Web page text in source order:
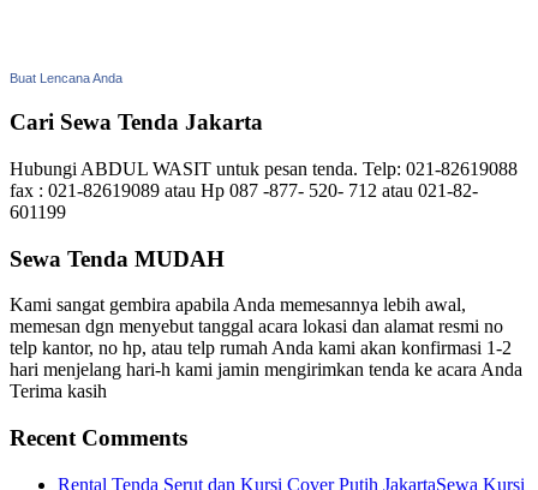
Buat Lencana Anda
Cari Sewa Tenda Jakarta
Hubungi ABDUL WASIT untuk pesan tenda. Telp: 021-82619088
fax : 021-82619089 atau Hp 087 -877- 520- 712 atau 021-82-
601199
Sewa Tenda MUDAH
Kami sangat gembira apabila Anda memesannya lebih awal,
memesan dgn menyebut tanggal acara lokasi dan alamat resmi no
telp kantor, no hp, atau telp rumah Anda kami akan konfirmasi 1-2
hari menjelang hari-h kami jamin mengirimkan tenda ke acara Anda
Terima kasih
Recent Comments
Rental Tenda Serut dan Kursi Cover Putih JakartaSewa Kursi